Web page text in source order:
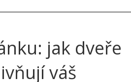
jak dveře
váš